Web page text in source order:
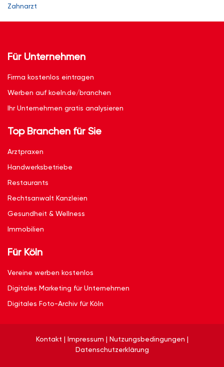
Zahnarzt
Für Unternehmen
Firma kostenlos eintragen
Werben auf koeln.de/branchen
Ihr Unternehmen gratis analysieren
Top Branchen für Sie
Arztpraxen
Handwerksbetriebe
Restaurants
Rechtsanwalt Kanzleien
Gesundheit & Wellness
Immobilien
Für Köln
Vereine werben kostenlos
Digitales Marketing für Unternehmen
Digitales Foto-Archiv für Köln
Kontakt | Impressum | Nutzungsbedingungen |
Datenschutzerklärung